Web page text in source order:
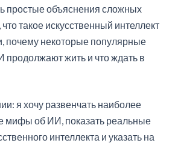
простые объяснения сложных
такое искусственный интеллект
почему некоторые популярные
продолжают жить и что ждать в
я хочу развенчать наиболее
мифы об ИИ, показать реальные
интеллекта и указать на